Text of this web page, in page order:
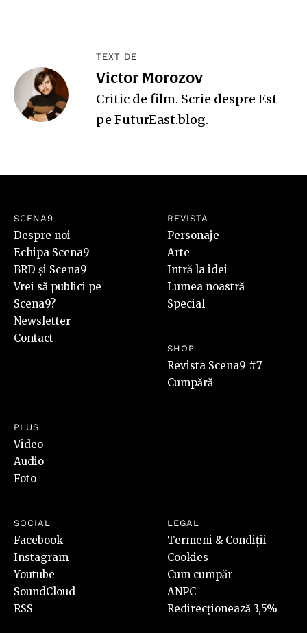
TEXT DE
Victor Morozov
Critic de film. Scrie despre Est
pe FuturEast.blog.
SCENA9
Despre noi
Echipa Scena9
BRD și Scena9
Vrei să publici pe
Scena9?
Newsletter
Contact
REVISTA
Personaje
Arte
Intră la idei
Lumea noastră
Special
SHOP
Revista Scena9 #7
Cumpără
PLUS
Video
Audio
Foto
SOCIAL
Facebook
Instagram
Youtube
SoundCloud
RSS
LEGAL
Termeni & Condiții
Cookies
Cum cumpăr
ANPC
Redirecționează 3,5%